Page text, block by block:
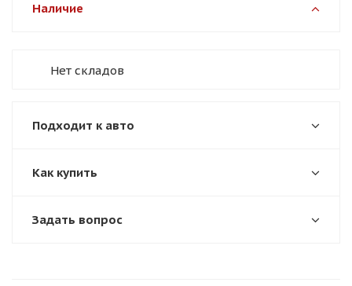
Наличие
Нет складов
Подходит к авто
Как купить
Задать вопрос